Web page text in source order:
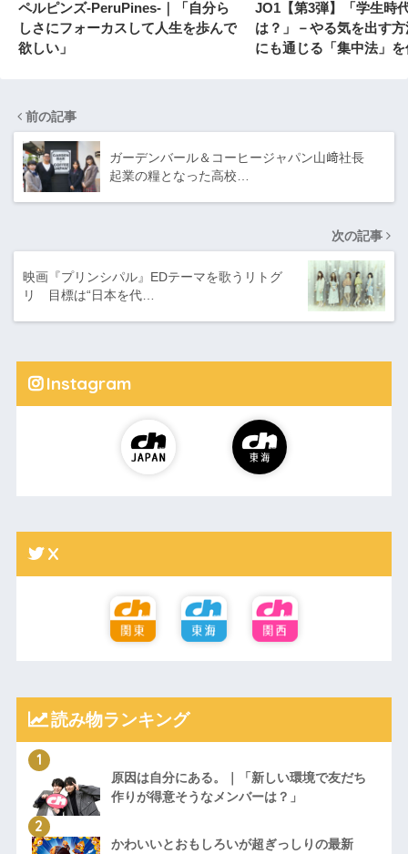
ペルピンズ-PeruPines-｜「自分ら
しさにフォーカスして人生を歩んで
欲しい」
JO1【第3弾】「学生時
は？」－やる気を出す
にも通じる「集中法」
前の記事
ガーデンバール＆コーヒージャパン山﨑社長
起業の糧となった高校…
次の記事
映画『プリンシパル』EDテーマを歌うリトグ
リ 目標は“日本を代…
Instagram
X
読み物ランキング
原因は自分にある。｜「新しい環境で友だち
作りが得意そうなメンバーは？」
かわいいとおもしろいが超ぎっしりの最新